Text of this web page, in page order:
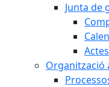
Junta de
Organització